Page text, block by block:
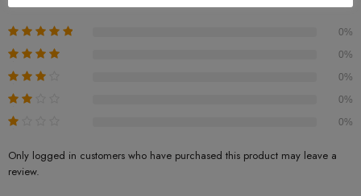
0%
0%
0%
0%
0%
Only logged in customers who have purchased this product may leave a
review.